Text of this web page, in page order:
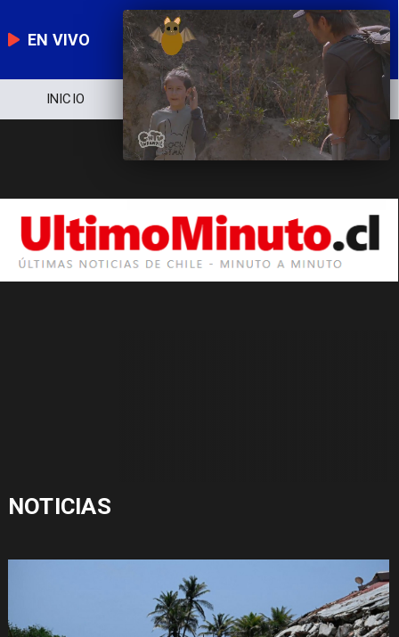
EN VIVO
NOTICIERO POLÍTICA ECONOMÍA
NOTICIAS